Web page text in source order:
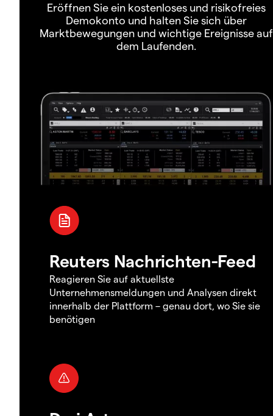
Eröffnen Sie ein kostenloses und risikofreies
Demokonto und halten Sie sich über
Marktbewegungen und wichtige Ereignisse auf
dem Laufenden.
Reuters Nachrichten-Feed
Reagieren Sie auf aktuellste
Unternehmensmeldungen und Analysen direkt
innerhalb der Plattform – genau dort, wo Sie sie
benötigen